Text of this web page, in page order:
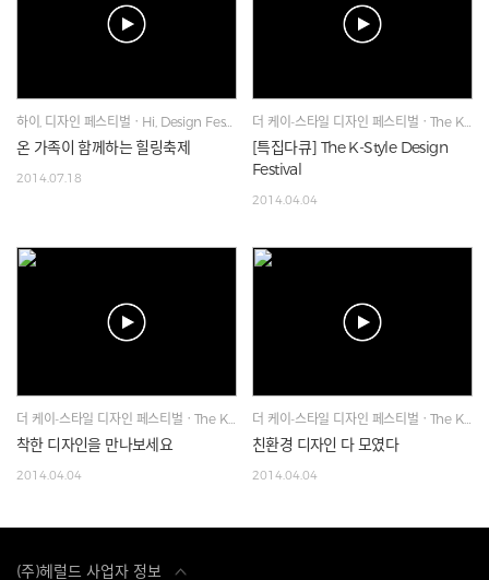
하이, 디자인 페스티벌ㆍHi, Design Festival
온 가족이 함께하는 힐링축제
2014.07.18
더 케이-스타일 디자인 페스티벌ㆍThe K-Style Design Festival
[특집다큐] The K-Style Design
Festival
2014.04.04
더 케이-스타일 디자인 페스티벌ㆍThe K-Style Design Festival
착한 디자인을 만나보세요
2014.04.04
더 케이-스타일 디자인 페스티벌ㆍThe K-Style Design Festival
친환경 디자인 다 모였다
2014.04.04
(주)헤럴드 사업자 정보